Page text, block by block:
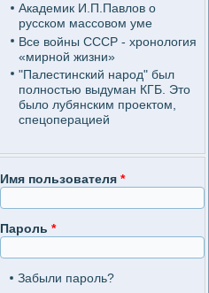
Академик И.П.Павлов о
русском массовом уме
Все войны СССР - хронология
«мирной жизни»
"Палестинский народ" был
полностью выдуман КГБ. Это
было лубянским проектом,
спецоперацией
Имя пользователя *
Пароль *
Забыли пароль?